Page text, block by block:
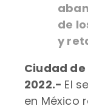
de
y
Ciudad de
2022.- El
en México